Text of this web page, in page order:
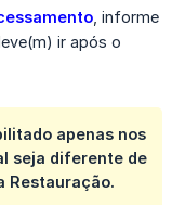
, informe
ir após o
apenas nos
seja diferente de
Restauração.